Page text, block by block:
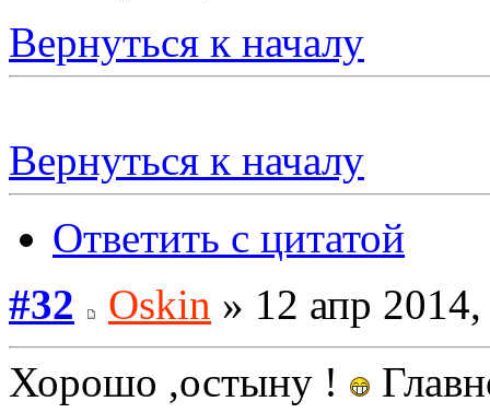
Вернуться к началу
Вернуться к началу
Ответить с цитатой
#32
Oskin » 12 апр
Хорошо ,остыну !